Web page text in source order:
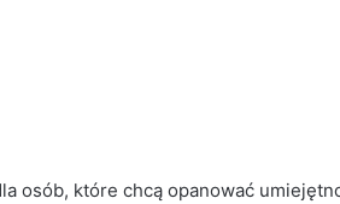
osób, które chcą opanować